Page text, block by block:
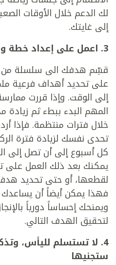
لك الدعم خلال الأوقات
إلى غايتك.
3. اعمل على إعداد خطة ومتابعة تقدمك
قسِّم هدفك الى سلسلة من
على تحديد أهداف فرعية
إلى الوقت. وإذا قررت
المهم البدء ببطء ثم زيادة
خلال فترات منتظمة. فإذا
تحدى نفسك لزيادة فترة
كل أسبوع إلى أن تصل إلى
يمكنك بعد ذلك العمل على
لقطعها، أو حتى تحديد
فهذا يمكن أيضاً أن
ويمنحك إحساساً دورياً
لتحقيق الهدف التالي.
4. لا تستسلم لليأس،
ستجنيها